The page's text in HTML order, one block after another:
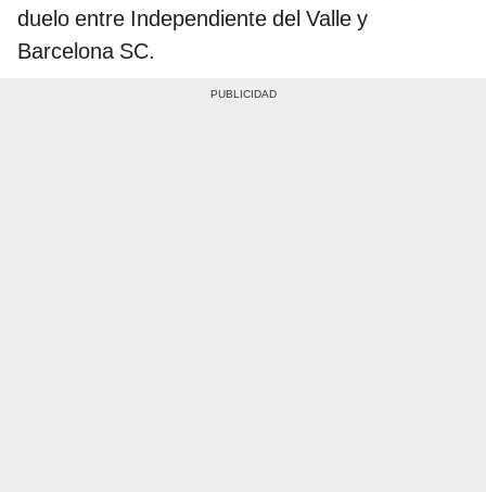
duelo entre Independiente del Valle y
Barcelona SC.